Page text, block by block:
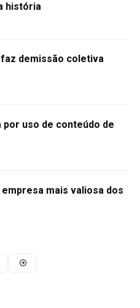
história
demissão coletiva
por uso de conteúdo de
mais valiosa dos